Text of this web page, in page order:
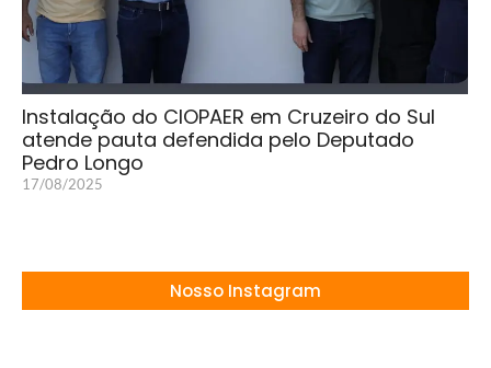
Instalação do CIOPAER em Cruzeiro do Sul
atende pauta defendida pelo Deputado
Pedro Longo
17/08/2025
Nosso Instagram